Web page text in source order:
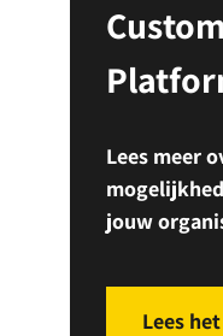
Lees meer
jouw
Lees